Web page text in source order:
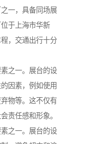
一，具备同场展
于上海市华新
，交通出行十分
之一。展台的设
因素，例如使用
物等。这不仅有
责任感和形象。
之一。展台的设